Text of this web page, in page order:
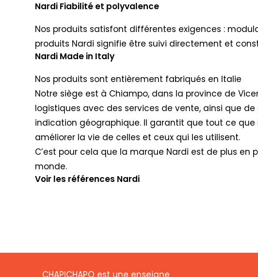
Nardi Fiabilité et polyvalence
Nos produits satisfont différentes exigences :
produits Nardi signifie être suivi directement et
Nardi Made in Italy
Nos produits sont entièrement fabriqués en Italie
Notre siège est à Chiampo, dans la province de
logistiques avec des services de vente, ainsi que
indication géographique. Il garantit que tout ce que
améliorer la vie de celles et ceux qui les utilisent.
C’est pour cela que la marque Nardi est de plus
monde.
Voir les références Nardi
CHAPICHAPO est une enseigne